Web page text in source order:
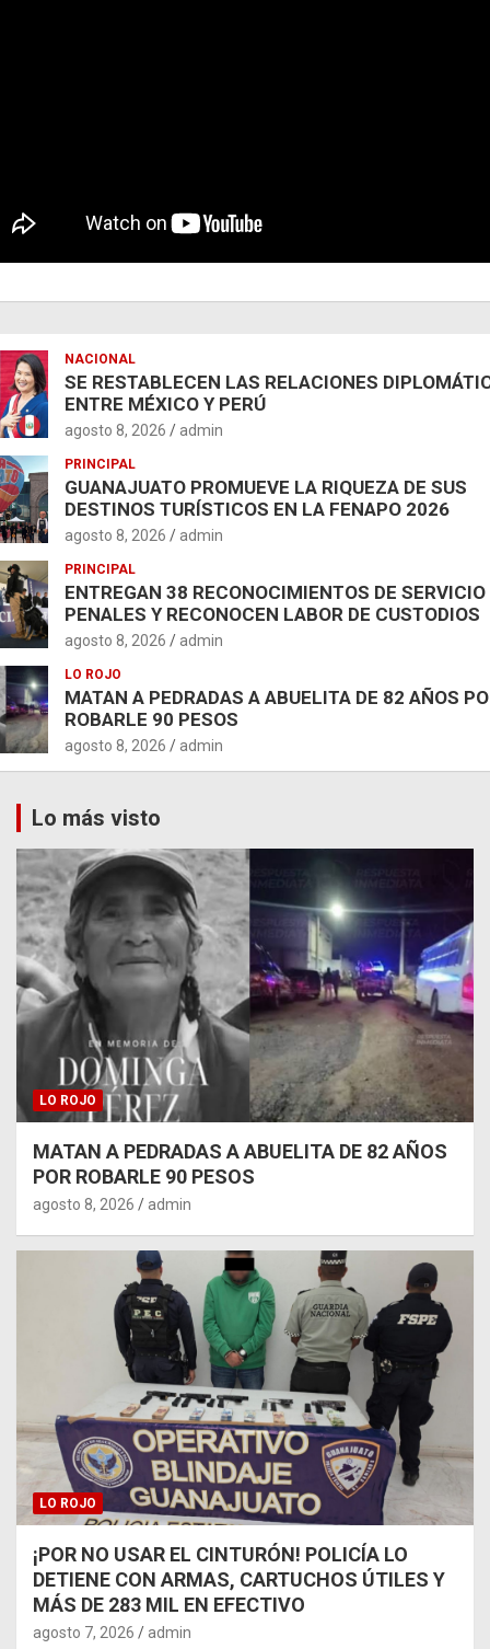
NACIONAL
SE RESTABLECEN LAS RELACIONES
ENTRE MÉXICO Y PERÚ
agosto 8, 2026 admin
PRINCIPAL
GUANAJUATO PROMUEVE LA RIQUEZA DE SUS
DESTINOS TURÍSTICOS EN LA FENAPO 2026
agosto 8, 2026 admin
PRINCIPAL
ENTREGAN 38 RECONOCIMIENTOS DE SERVICIO
PENALES Y RECONOCEN LABOR DE CUSTODIOS
agosto 8, 2026 admin
LO ROJO
MATAN A PEDRADAS A ABUELITA DE 82 AÑOS
ROBARLE 90 PESOS
agosto 8, 2026 admin
Lo más visto
LO ROJO
MATAN A PEDRADAS A ABUELITA DE 82 AÑOS
POR ROBARLE 90 PESOS
agosto 8, 2026 admin
LO ROJO
¡POR NO USAR EL CINTURÓN! POLICÍA LO
DETIENE CON ARMAS, CARTUCHOS ÚTILES Y
MÁS DE 283 MIL EN EFECTIVO
agosto 7, 2026 admin